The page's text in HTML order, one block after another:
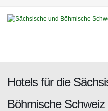
Hotels für die
Böhmische Schweiz